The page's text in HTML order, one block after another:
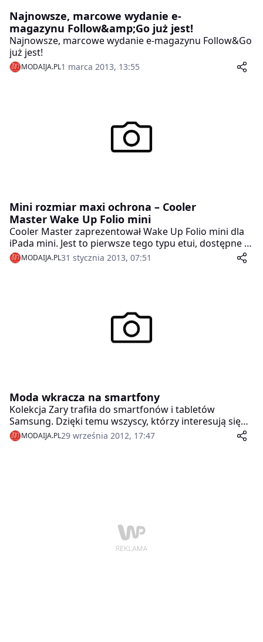
Najnowsze, marcowe wydanie e-
magazynu Follow&amp;Go już jest!
Najnowsze, marcowe wydanie e-magazynu Follow&Go
już jest!
MODAIJA.PL1 marca 2013, 13:55
Mini rozmiar maxi ochrona – Cooler
Master Wake Up Folio mini
Cooler Master zaprezentował Wake Up Folio mini dla
iPada mini. Jest to pierwsze tego typu etui, dostępne w
ofercie Cooler Master, które przeznaczone jest dla
najnowszego tabletu Apple. Wake Up Folio mini
ekranu oraz nadaje całości wyjątkowy styl.
MODAIJA.PL31 stycznia 2013, 07:51
Moda wkracza na smartfony
Kolekcja Zary trafiła do smartfonów i tabletów
Samsung. Dzięki temu wszyscy, którzy interesują się
modą, mają możliwość za pomocą aplikacji Zara
fashion przeglądać najciekawsze propozycje sezonu,
MODAIJA.PL29 września 2012, 17:47